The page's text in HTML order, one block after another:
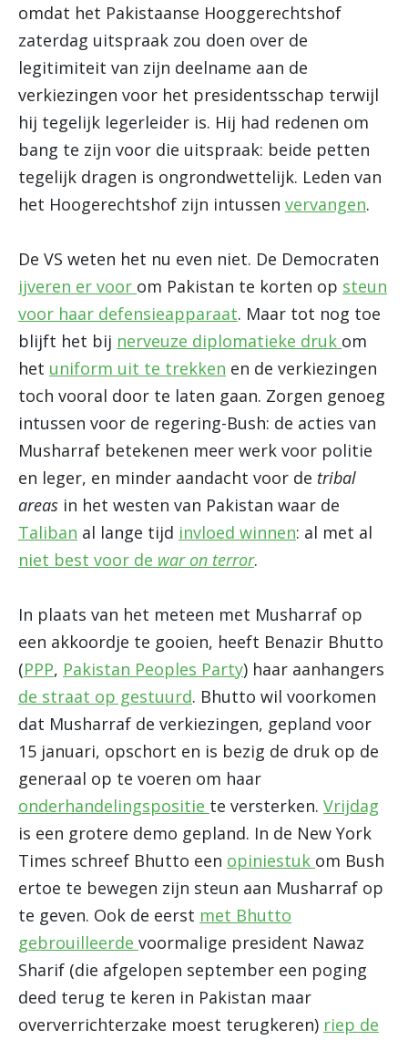
omdat het Pakistaanse Hooggerechtshof
zaterdag uitspraak zou doen over de
legitimiteit van zijn deelname aan de
verkiezingen voor het presidentsschap terwijl
hij tegelijk legerleider is. Hij had redenen om
bang te zijn voor die uitspraak: beide petten
tegelijk dragen is ongrondwettelijk. Leden van
het Hoogerechtshof zijn intussen vervangen.
De VS weten het nu even niet. De Democraten
ijveren er voor om Pakistan te korten op steun
voor haar defensieapparaat. Maar tot nog toe
blijft het bij nerveuze diplomatieke druk om
het uniform uit te trekken en de verkiezingen
toch vooral door te laten gaan. Zorgen genoeg
intussen voor de regering-Bush: de acties van
Musharraf betekenen meer werk voor politie
en leger, en minder aandacht voor de tribal
areas in het westen van Pakistan waar de
Taliban al lange tijd invloed winnen: al met al
niet best voor de war on terror.
In plaats van het meteen met Musharraf op
een akkoordje te gooien, heeft Benazir Bhutto
(PPP, Pakistan Peoples Party) haar aanhangers
de straat op gestuurd. Bhutto wil voorkomen
dat Musharraf de verkiezingen, gepland voor
15 januari, opschort en is bezig de druk op de
generaal op te voeren om haar
onderhandelingspositie te versterken. Vrijdag
is een grotere demo gepland. In de New York
Times schreef Bhutto een opiniestuk om Bush
ertoe te bewegen zijn steun aan Musharraf op
te geven. Ook de eerst met Bhutto
gebrouilleerde voormalige president Nawaz
Sharif (die afgelopen september een poging
deed terug te keren in Pakistan maar
oververrichterzake moest terugkeren) riep de